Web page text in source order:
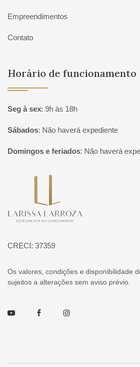
Empreendimentos
Contato
Horário de funcionamento
Seg à sex: 9h às 18h
Sábados: Não haverá expediente
Domingos e feriados: Não haverá
CRECI: 37359
Os valores, condições e disponibilidade
sujeitos a alterações sem aviso prévio.
Youtube FacebookInstagram